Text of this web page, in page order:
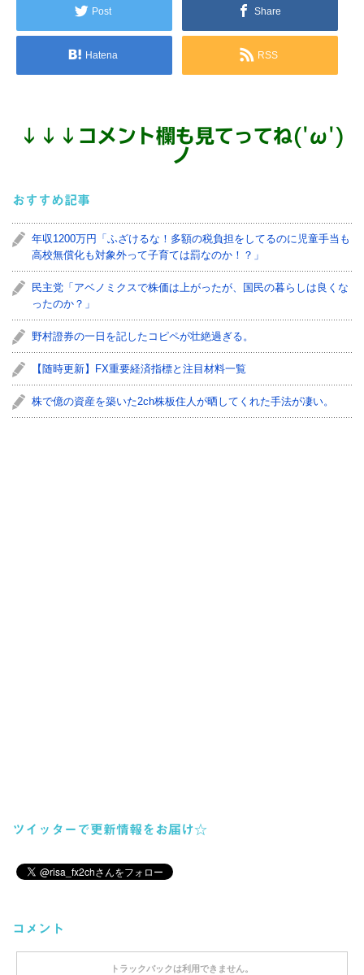
Post Share
Hatena RSS
↓ ↓ ↓ コメント欄も見てってね('ω')
ノ
おすすめ記事
年収1200万円「ふざけるな！多額の税負担をしてるのに児童手当も
高校無償化も対象外って子育ては罰なのか！？」
民主党「アベノミクスで株価は上がったが、国民の暮らしは良くな
ったのか？」
野村證券の一日を記したコピペが壮絶過ぎる。
【随時更新】FX重要経済指標と注目材料一覧
株で億の資産を築いた2ch株板住人が晒してくれた手法が凄い。
ツイッターで更新情報をお届け☆
コメント
トラックバックは利用できません。